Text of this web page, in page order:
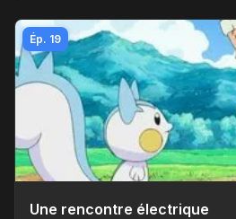
Ép. 19
Une rencontre électrique